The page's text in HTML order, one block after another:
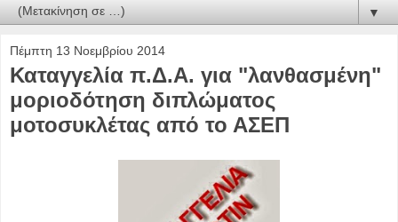
▼
Πέμπτη 13 Νοεμβρίου 2014
Καταγγελία π.Δ.Α. για "λανθασμένη"
μοριοδότηση διπλώματος
μοτοσυκλέτας από το ΑΣΕΠ